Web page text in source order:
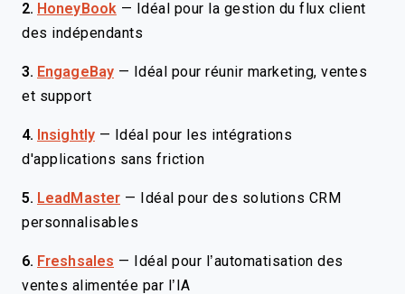
2. HoneyBook —
Idéal pour la gestion du flux client
des indépendants
3. EngageBay —
Idéal pour réunir marketing, ventes
et support
4. Insightly —
Idéal pour les intégrations
d'applications sans friction
5. LeadMaster —
Idéal pour des solutions CRM
personnalisables
6. Freshsales —
Idéal pour l’automatisation des
ventes alimentée par l’IA